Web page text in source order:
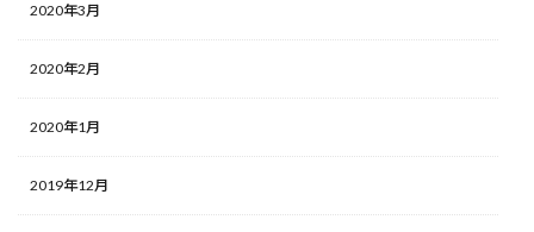
2020年3月
2020年2月
2020年1月
2019年12月